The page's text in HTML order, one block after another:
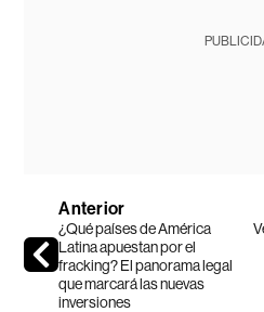
Anterior
¿Qué países de América
Latina apuestan por el
fracking? El panorama legal
que marcará las nuevas
inversiones